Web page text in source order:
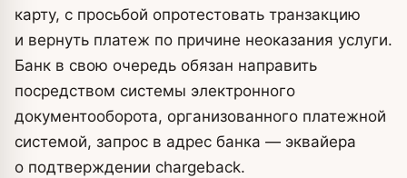
карту, с просьбой опротестовать транзакцию
и вернуть платеж по причине неоказания услуги.
Банк в свою очередь обязан направить
посредством системы электронного
документооборота, организованного платежной
системой, запрос в адрес банка — эквайера
о подтверждении chargeback.